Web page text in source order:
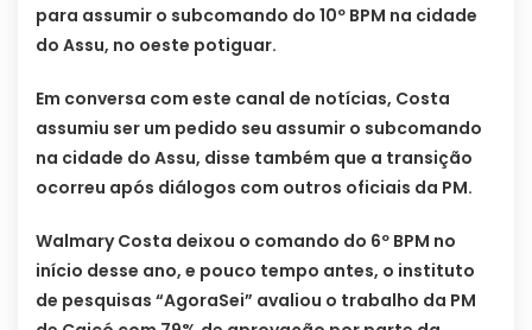
para assumir o subcomando do 10º BPM na cidade
do Assu, no oeste potiguar.
Em conversa com este canal de notícias, Costa
assumiu ser um pedido seu assumir o subcomando
na cidade do Assu, disse também que a transição
ocorreu após diálogos com outros oficiais da PM.
Walmary Costa deixou o comando do 6º BPM no
início desse ano, e pouco tempo antes, o instituto
de pesquisas “AgoraSei” avaliou o trabalho da PM